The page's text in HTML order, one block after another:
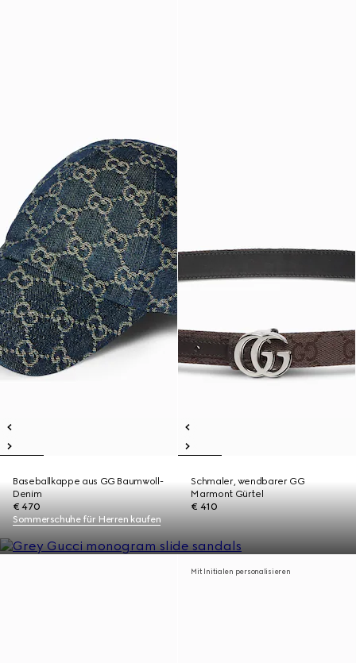
Baseballkappe aus GG Baumwoll-
Denim
€ 470
Schmaler, wendbarer GG
Marmont Gürtel
€ 410
Sommerschuhe für Herren kaufen
Mit Initialen personalisieren